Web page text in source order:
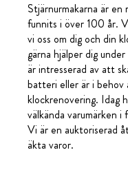
Stjärnurmakarna är
funnits i över 100 år.
vi oss om dig och din
gärna hjälper dig
är intresserad av att
batteri eller är i behov
klockrenovering. Idag
välkända varumärken
Vi är en auktoriserad
äkta varor.